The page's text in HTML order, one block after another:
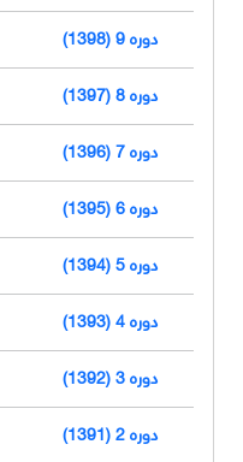
دوره 9 (1398)
دوره 8 (1397)
دوره 7 (1396)
دوره 6 (1395)
دوره 5 (1394)
دوره 4 (1393)
دوره 3 (1392)
دوره 2 (1391)